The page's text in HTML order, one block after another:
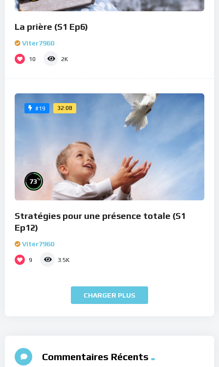
La prière (S1 Ep6)
Viter7960
10 2K
#19 32:08
73%
Stratégies pour une présence totale (S1
Ep12)
Viter7960
9 3.5K
CHARGER PLUS
Commentaires Récents